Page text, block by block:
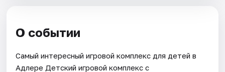
О событии
Самый интересный игровой комплекс для детей в
Адлере Детский игровой комплекс с